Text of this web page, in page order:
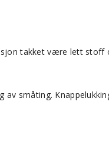
takket være lett
småting.